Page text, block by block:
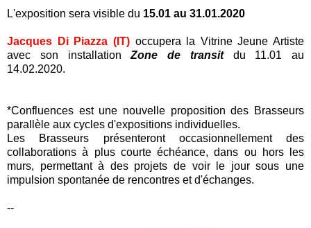
L'exposition sera visible du 15.01 au 31.01.2020
Jacques Di Piazza (IT) occupera la Vitrine Jeune Artiste
avec son installationZone de transit du 11.01 au
14.02.2020.
*Confluences est une nouvelle proposition des Brasseurs
parallèle aux cycles d'expositions individuelles.
Les Brasseurs présenteront occasionnellement des
collaborations à plus courte échéance, dans ou hors les
murs, permettant à des projets de voir le jour sous une
impulsion spontanée de rencontres et d'échanges.
--